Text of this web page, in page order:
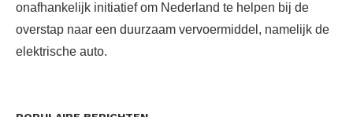
onafhankelijk initiatief om Nederland te helpen bij de
overstap naar een duurzaam vervoermiddel, namelijk de
elektrische auto.